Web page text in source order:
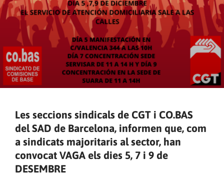
Les seccions sindicals de CGT i CO.BAS
del SAD de Barcelona, informen que, com
a sindicats majoritaris al sector, han
convocat VAGA els dies 5, 7 i 9 de
DESEMBRE